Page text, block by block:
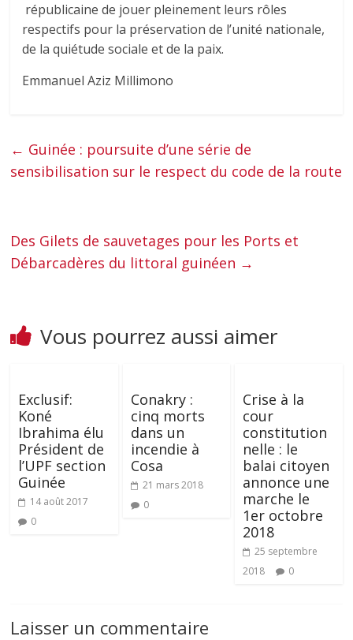
républicaine de jouer pleinement leurs rôles
respectifs pour la préservation de l’unité nationale,
de la quiétude sociale et de la paix.
Emmanuel Aziz Millimono
← Guinée : poursuite d’une série de
sensibilisation sur le respect du code de la route
Des Gilets de sauvetages pour les Ports et
Débarcadères du littoral guinéen →
Vous pourrez aussi aimer
Exclusif:
Koné
Ibrahima élu
Président de
l’UPF section
Guinée
14 août 2017
0
Conakry :
cinq morts
dans un
incendie à
Cosa
21 mars 2018
0
Crise à la
cour
constitution
nelle : le
balai citoyen
annonce une
marche le
1er octobre
2018
25 septembre
2018
0
Laisser un commentaire